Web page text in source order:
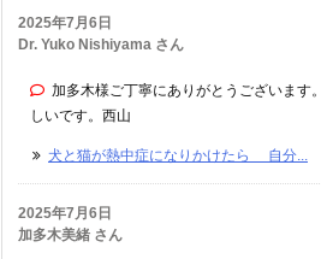
2025年7月6日
Dr. Yuko Nishiyama さん
加多木様ご丁寧にありがとうございます
しいです。西山
犬と猫が熱中症になりかけたら 自分...
2025年7月6日
加多木美緒 さん